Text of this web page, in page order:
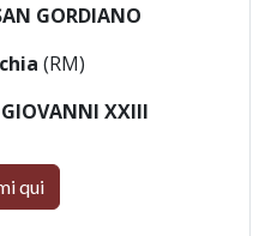
GORDIANO
(RM)
XXIII
qui